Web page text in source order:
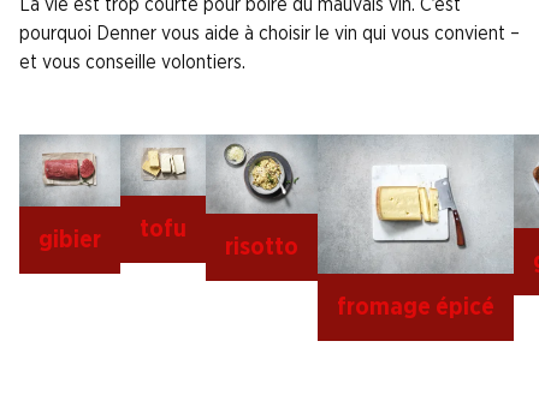
La vie est trop courte pour boire du mauvais vin. C’est
pourquoi Denner vous aide à choisir le vin qui vous convient –
et vous conseille volontiers.
gibier tofu
risotto
fromage épicé